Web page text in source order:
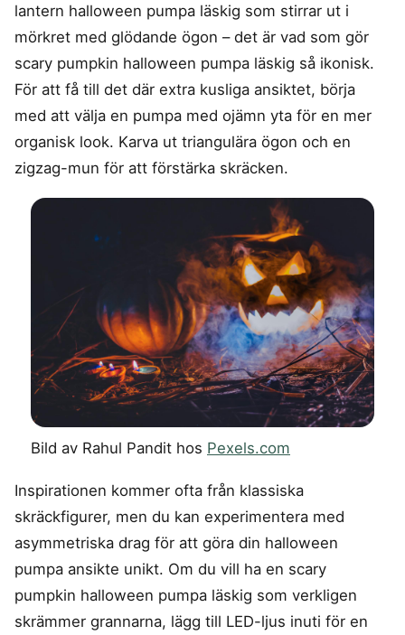
lantern halloween pumpa läskig som stirrar ut i
mörkret med glödande ögon – det är vad som gör
scary pumpkin halloween pumpa läskig så ikonisk.
För att få till det där extra kusliga ansiktet, börja
med att välja en pumpa med ojämn yta för en mer
organisk look. Karva ut triangulära ögon och en
zigzag-mun för att förstärka skräcken.
Bild av Rahul Pandit hos Pexels.com
Inspirationen kommer ofta från klassiska
skräckfigurer, men du kan experimentera med
asymmetriska drag för att göra din halloween
pumpa ansikte unikt. Om du vill ha en scary
pumpkin halloween pumpa läskig som verkligen
skrämmer grannarna, lägg till LED-ljus inuti för en